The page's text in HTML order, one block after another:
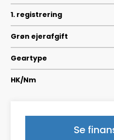
1. registrering
Grøn ejerafgift
Geartype
HK/Nm
Se